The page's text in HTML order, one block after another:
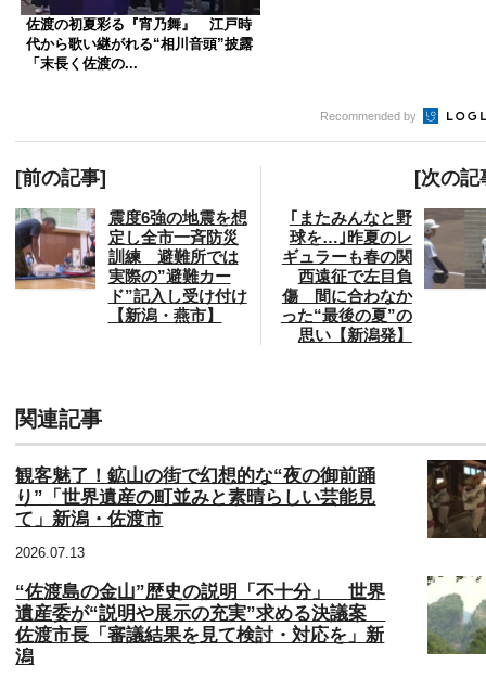
佐渡の初夏彩る『宵乃舞』 江戸時
代から歌い継がれる“相川音頭”披露
「末長く佐渡の...
Recommended by
[前の記事]
震度6強の地震を想
定し全市一斉防災
訓練 避難所では
実際の”避難カー
ド”記入し受け付け
【新潟・燕市】
[次の記
｢またみんなと野
球を…｣昨夏のレ
ギュラーも春の関
西遠征で左目負
傷 間に合わなか
った“最後の夏”の
思い【新潟発】
関連記事
観客魅了！鉱山の街で幻想的な“夜の御前踊
り”「世界遺産の町並みと素晴らしい芸能見
て」新潟・佐渡市
2026.07.13
“佐渡島の金山”歴史の説明「不十分」 世界
遺産委が“説明や展示の充実”求める決議案
佐渡市長「審議結果を見て検討・対応を」新
潟